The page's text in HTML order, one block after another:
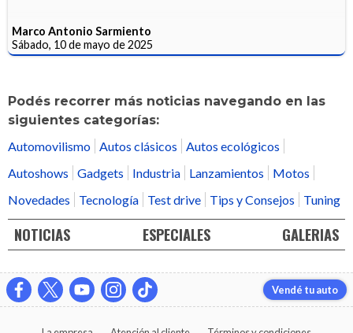
Marco Antonio Sarmiento
Sábado, 10 de mayo de 2025
Podés recorrer más noticias navegando en las
siguientes categorías:
Automovilismo Autos clásicos
Autos ecológicos
Autoshows
Gadgets Industria Lanzamientos
Motos
Novedades
Tecnología Test drive Tips y Consejos Tuning
NOTICIAS ESPECIALES GALERIAS
Vendé tu auto